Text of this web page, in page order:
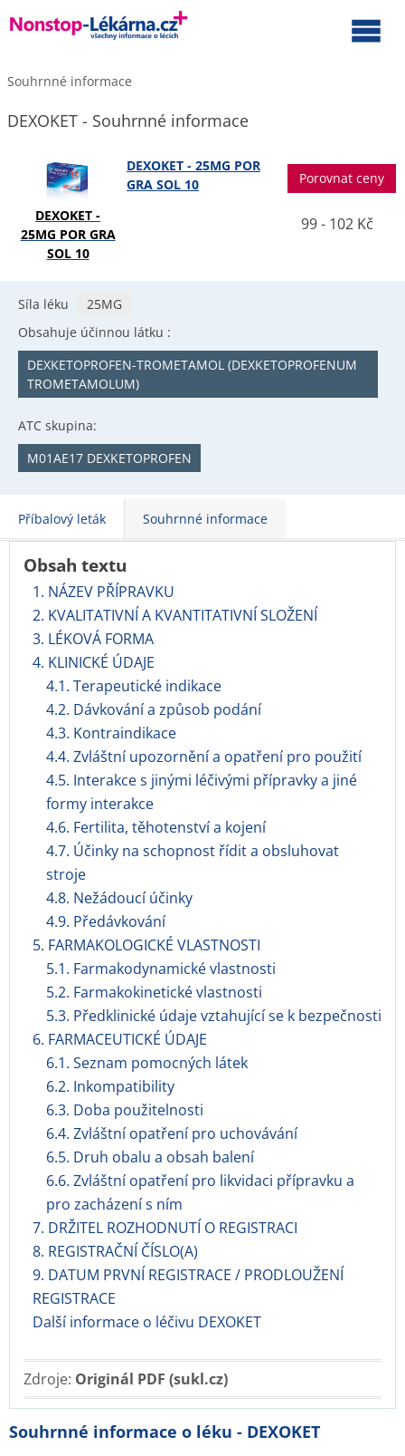
Souhrnné informace
DEXOKET - Souhrnné informace
DEXOKET -
25MG POR GRA
SOL 10
DEXOKET - 25MG POR
GRA SOL 10
Porovnat ceny
99 - 102 Kč
Síla léku
25MG
Obsahuje účinnou látku :
DEXKETOPROFEN-TROMETAMOL (DEXKETOPROFENUM
TROMETAMOLUM)
ATC skupina:
M01AE17 DEXKETOPROFEN
Příbalový leták Souhrnné informace
Obsah textu
1. NÁZEV PŘÍPRAVKU
2. KVALITATIVNÍ A KVANTITATIVNÍ SLOŽENÍ
3. LÉKOVÁ FORMA
4. KLINICKÉ ÚDAJE
4.1. Terapeutické indikace
4.2. Dávkování a způsob podání
4.3. Kontraindikace
4.4. Zvláštní upozornění a opatření pro použití
4.5. Interakce s jinými léčivými přípravky a jiné
formy interakce
4.6. Fertilita, těhotenství a kojení
4.7. Účinky na schopnost řídit a obsluhovat
stroje
4.8. Nežádoucí účinky
4.9. Předávkování
5. FARMAKOLOGICKÉ VLASTNOSTI
5.1. Farmakodynamické vlastnosti
5.2. Farmakokinetické vlastnosti
5.3. Předklinické údaje vztahující se k bezpečnosti
6. FARMACEUTICKÉ ÚDAJE
6.1. Seznam pomocných látek
6.2. Inkompatibility
6.3. Doba použitelnosti
6.4. Zvláštní opatření pro uchovávání
6.5. Druh obalu a obsah balení
6.6. Zvláštní opatření pro likvidaci přípravku a
pro zacházení s ním
7. DRŽITEL ROZHODNUTÍ O REGISTRACI
8. REGISTRAČNÍ ČÍSLO(A)
9. DATUM PRVNÍ REGISTRACE / PRODLOUŽENÍ
REGISTRACE
Další informace o léčivu DEXOKET
Zdroje: Originál PDF (sukl.cz)
Souhrnné informace o léku - DEXOKET